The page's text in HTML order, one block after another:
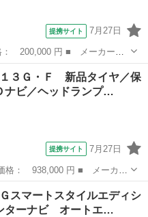
提携サイト 7月27日
トルハイブリッド ■ グレ
クション ファインライン
３Ｇ・Ｆ 新品タイヤ／保
ビ／ヘッドランプ…
提携サイト 7月27日
グレード名： １３Ｇ・
ビ／ヘッドランプ ＨＩＤ／
スマートスタイルエディシ
ターナビ オートエ…